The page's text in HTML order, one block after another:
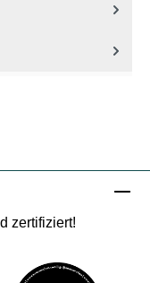
zertifiziert!